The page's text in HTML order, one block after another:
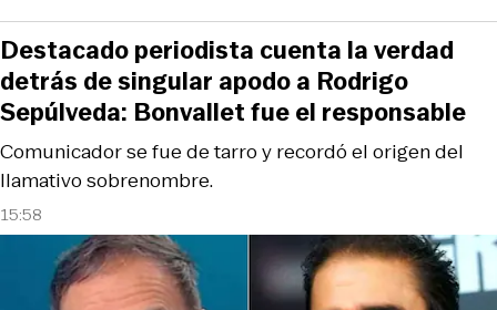
15:58
Comunicador se fue de tarro y recordó el origen del
llamativo sobrenombre.
Destacado periodista cuenta la verdad
detrás de singular apodo a Rodrigo
Sepúlveda: Bonvallet fue el responsable